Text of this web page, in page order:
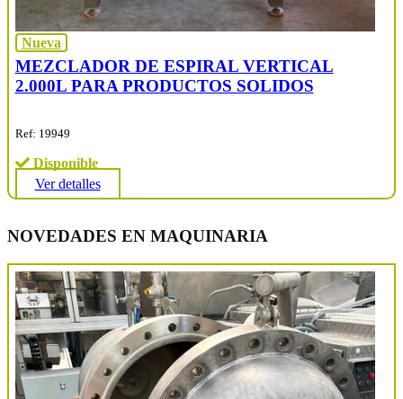
Nueva
MEZCLADOR DE ESPIRAL VERTICAL
2.000L PARA PRODUCTOS SOLIDOS
Ref: 19949
Disponible
Ver detalles
NOVEDADES EN MAQUINARIA